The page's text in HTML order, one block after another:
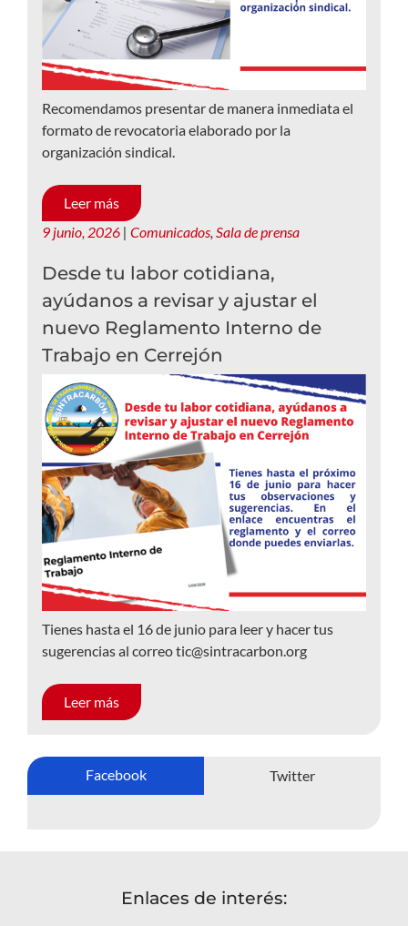
Recomendamos presentar de manera inmediata el
formato de revocatoria elaborado por la
organización sindical.
Leer más
9 junio, 2026 | Comunicados, Sala de prensa
Desde tu labor cotidiana,
ayúdanos a revisar y ajustar el
nuevo Reglamento Interno de
Trabajo en Cerrejón
Tienes hasta el 16 de junio para leer y hacer tus
sugerencias al correo tic@sintracarbon.org
Leer más
Facebook Twitter
Enlaces de interés: